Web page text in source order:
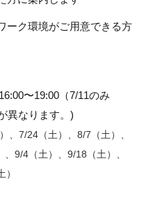
ーク環境がご用意できる方
〜19:00（7/11のみ
異なります。)
7/24（土）、8/7（土）、
9/4（土）、9/18（土）、